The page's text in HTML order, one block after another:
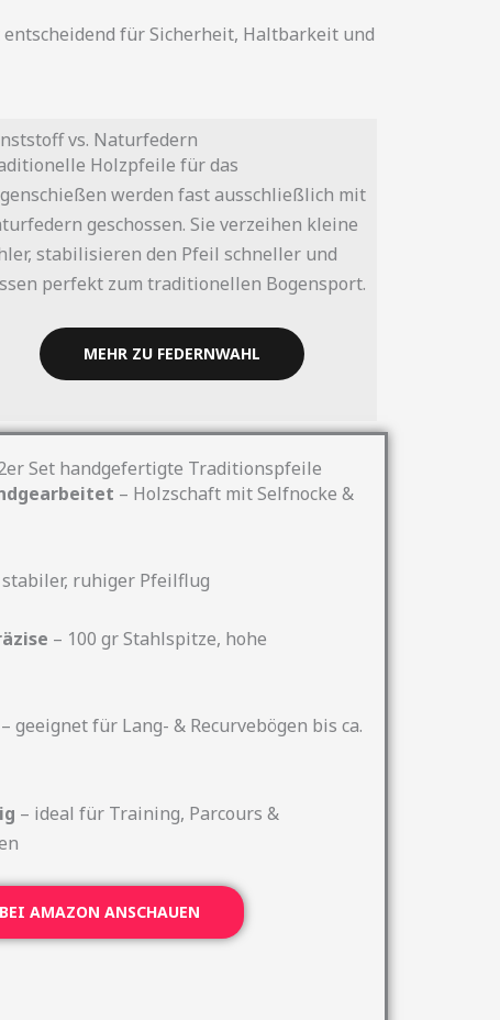
für Sicherheit, Haltbarkeit und
vs. Naturfedern
Holzpfeile für das
werden fast ausschließlich mit
geschossen. Sie verzeihen kleine
stabilisieren den Pfeil schneller und
perfekt zum traditionellen Bogensport.
MEHR ZU FEDERNWAHL
Set handgefertigte Traditionspfeile
– Holzschaft mit Selfnocke &
stabiler, ruhiger Pfeilflug
– 100 gr Stahlspitze, hohe
– geeignet für Lang- & Recurvebögen bis ca.
– ideal für Training, Parcours &
AMAZON ANSCHAUEN